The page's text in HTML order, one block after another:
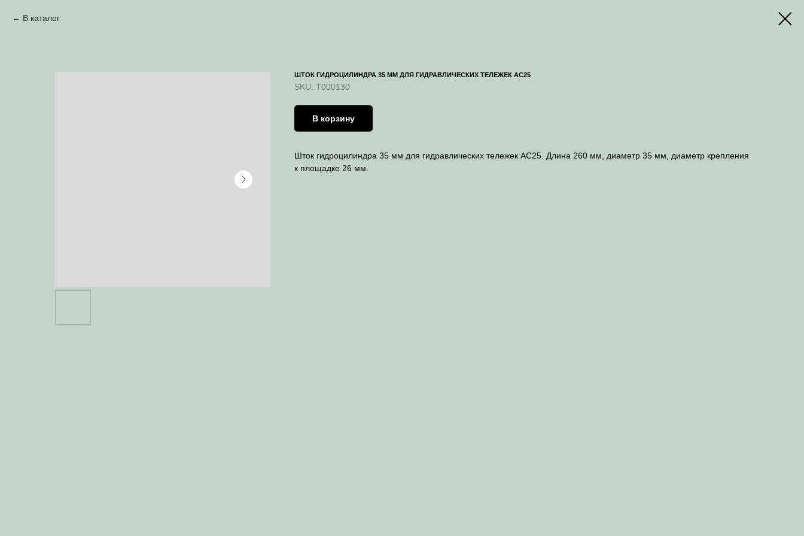
В каталог
ШТОК ГИДРОЦИЛИНДРА 35 ММ ДЛЯ ГИДРАВЛИЧЕСКИХ ТЕЛЕЖЕК AC25
SKU: T000130
В корзину
Шток гидроцилиндра 35 мм для гидравлических тележек AC25. Длина 260 мм, диаметр 35 мм, диаметр крепления
к площадке 26 мм.